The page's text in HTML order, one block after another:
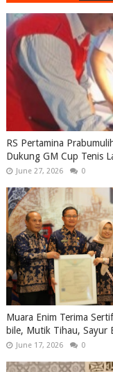
RS Pertamina
Dukung GM Cup Tenis
June 27, 2026 0
Muara Enim Terima
bile, Mutik Tihau, Sayur
June 17, 2026 0